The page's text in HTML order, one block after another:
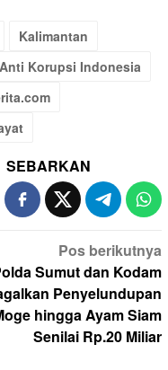
Kalimantan
Korupsi Indonesia
SEBARKAN
Pos berikutnya
Sumut dan Kodam
Penyelundupan
hingga Ayam Siam
Senilai Rp.20 Miliar